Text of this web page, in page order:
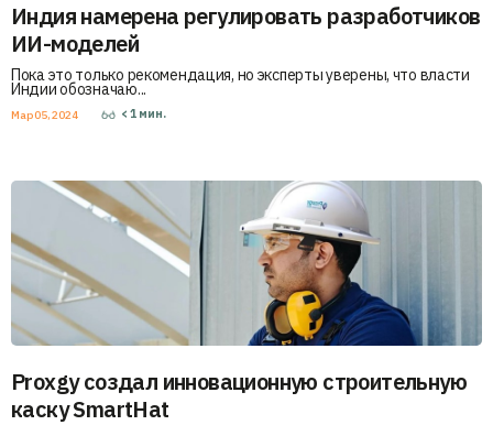
Индия намерена регулировать разработчиков
ИИ-моделей
Пока это только рекомендация, но эксперты уверены, что власти
Индии обозначаю...
Мар 05, 2024 < 1 мин.
Proxgy создал инновационную строительную
каску SmartHat